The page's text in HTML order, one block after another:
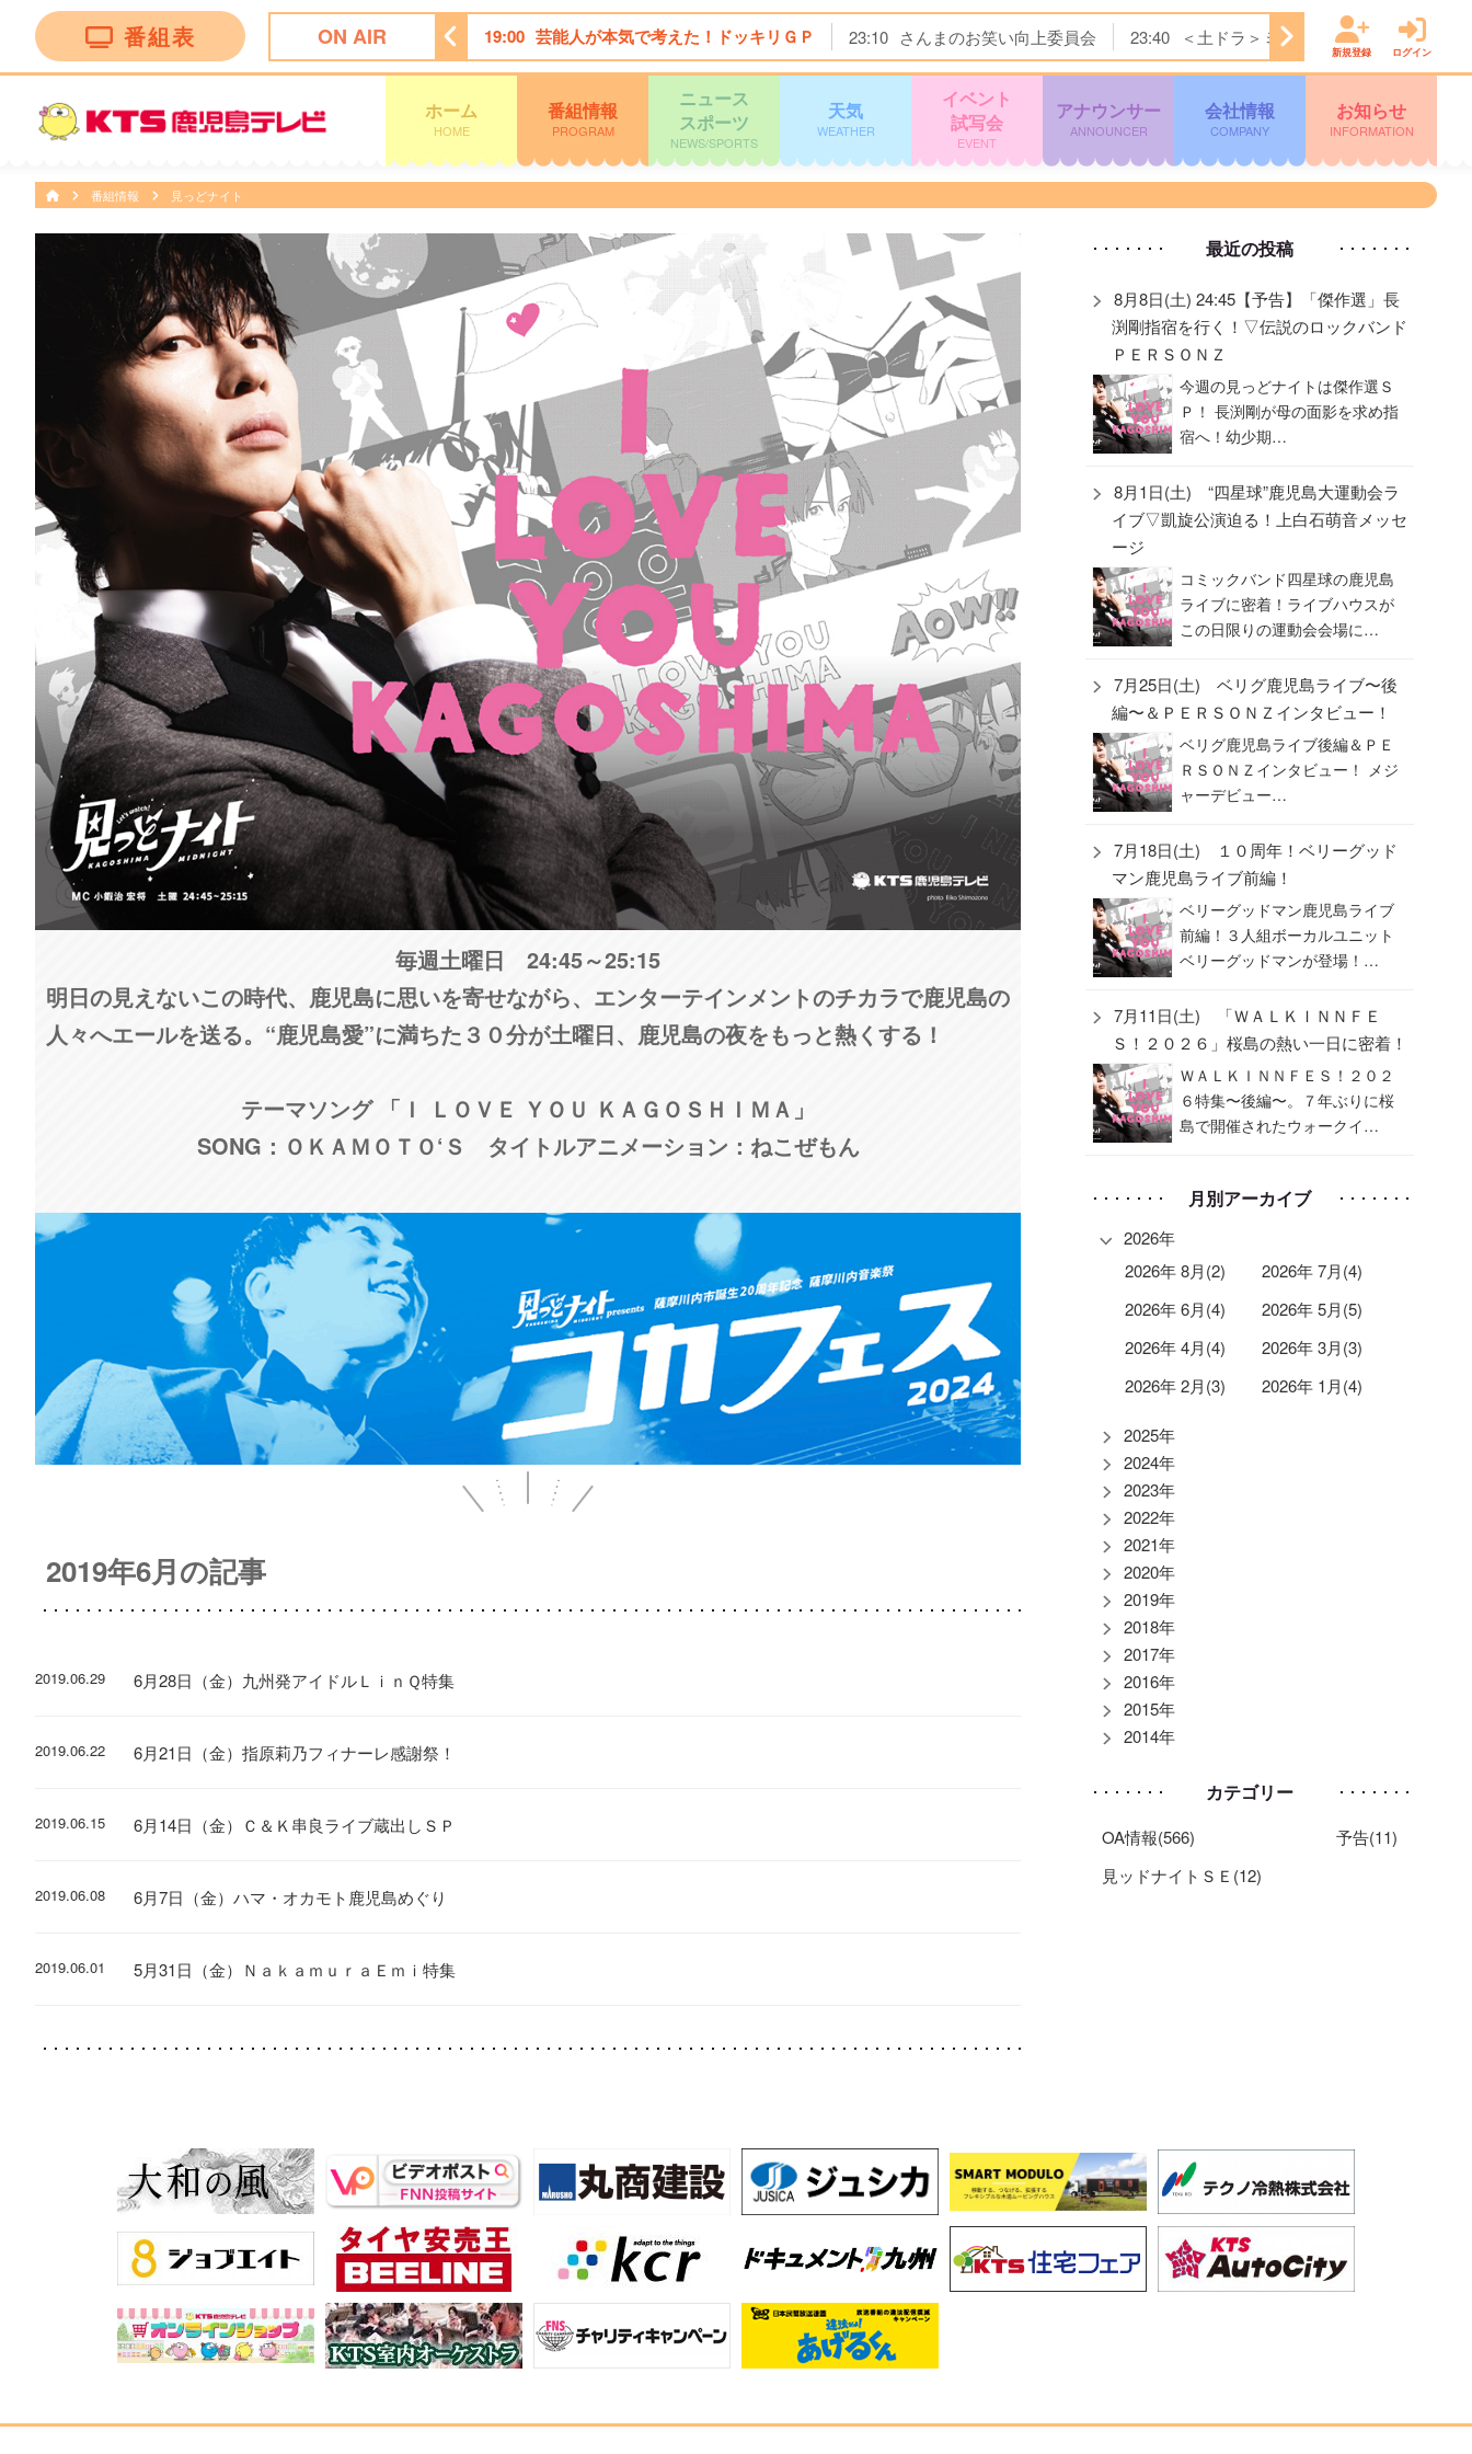
番組表 ON AIR
トークバラエティー”！ 18:30 ナマ・イキＶＯＩＣＥ 19:00 芸能人が本気で考えた！ドッキリＧＰ 23:10 さんまのお笑い向上委員会 23:40 ＜土ドラ＞ミッドナイト屋台 Ｓｅａ
新規登録 ログイン
ホーム
HOME
番組情報
PROGRAM
ニュース
スポーツ
NEWS/SPORTS
天気
WEATHER
イベント
試写会
EVENT
アナウンサー
ANNOUNCER
会社情報
COMPANY
お知らせ
INFORMATION
番組情報 見っどナイト
毎週土曜日 24:45～25:15
明日の見えないこの時代、鹿児島に思いを寄せながら、エンターテインメントのチカラで鹿児島の
人々へエールを送る。“鹿児島愛”に満ちた３０分が土曜日、鹿児島の夜をもっと熱くする！
テーマソング 「Ｉ ＬＯＶＥ ＹＯＵ ＫＡＧＯＳＨＩＭＡ」
SONG：ＯＫＡＭＯＴＯ‘Ｓ タイトルアニメーション：ねこぜもん
2019年6月の記事
2019.06.29 6月28日（金）九州発アイドルＬｉｎＱ特集
2019.06.22 6月21日（金）指原莉乃フィナーレ感謝祭！
2019.06.15 6月14日（金）Ｃ＆Ｋ串良ライブ蔵出しＳＰ
2019.06.08 6月7日（金）ハマ・オカモト鹿児島めぐり
2019.06.01 5月31日（金）ＮａｋａｍｕｒａＥｍｉ特集
最近の投稿
8月8日(土) 24:45【予告】「傑作選」長
渕剛指宿を行く！▽伝説のロックバンド
ＰＥＲＳＯＮＺ
今週の見っどナイトは傑作選Ｓ
Ｐ！ 長渕剛が母の面影を求め指
宿へ！幼少期…
8月1日(土) “四星球”鹿児島大運動会ラ
イブ▽凱旋公演迫る！上白石萌音メッセ
ージ
コミックバンド四星球の鹿児島
ライブに密着！ライブハウスが
この日限りの運動会会場に…
7月25日(土) ベリグ鹿児島ライブ〜後
編〜＆ＰＥＲＳＯＮＺインタビュー！
ベリグ鹿児島ライブ後編＆ＰＥ
ＲＳＯＮＺインタビュー！ メジ
ャーデビュー…
7月18日(土) １０周年！ベリーグッド
マン鹿児島ライブ前編！
ベリーグッドマン鹿児島ライブ
前編！３人組ボーカルユニット
ベリーグッドマンが登場！…
7月11日(土) 「ＷＡＬＫＩＮＮＦＥ
Ｓ！２０２６」桜島の熱い一日に密着！
ＷＡＬＫＩＮＮＦＥＳ！２０２
６特集〜後編〜。７年ぶりに桜
島で開催されたウォークイ…
月別アーカイブ
2026年
2026年 8月(2)
2026年 7月(4)
2026年 6月(4)
2026年 5月(5)
2026年 4月(4)
2026年 3月(3)
2026年 2月(3)
2026年 1月(4)
2025年
2024年
2023年
2022年
2021年
2020年
2019年
2018年
2017年
2016年
2015年
2014年
カテゴリー
OA情報(566)
予告(11)
見ッドナイトＳＥ(12)